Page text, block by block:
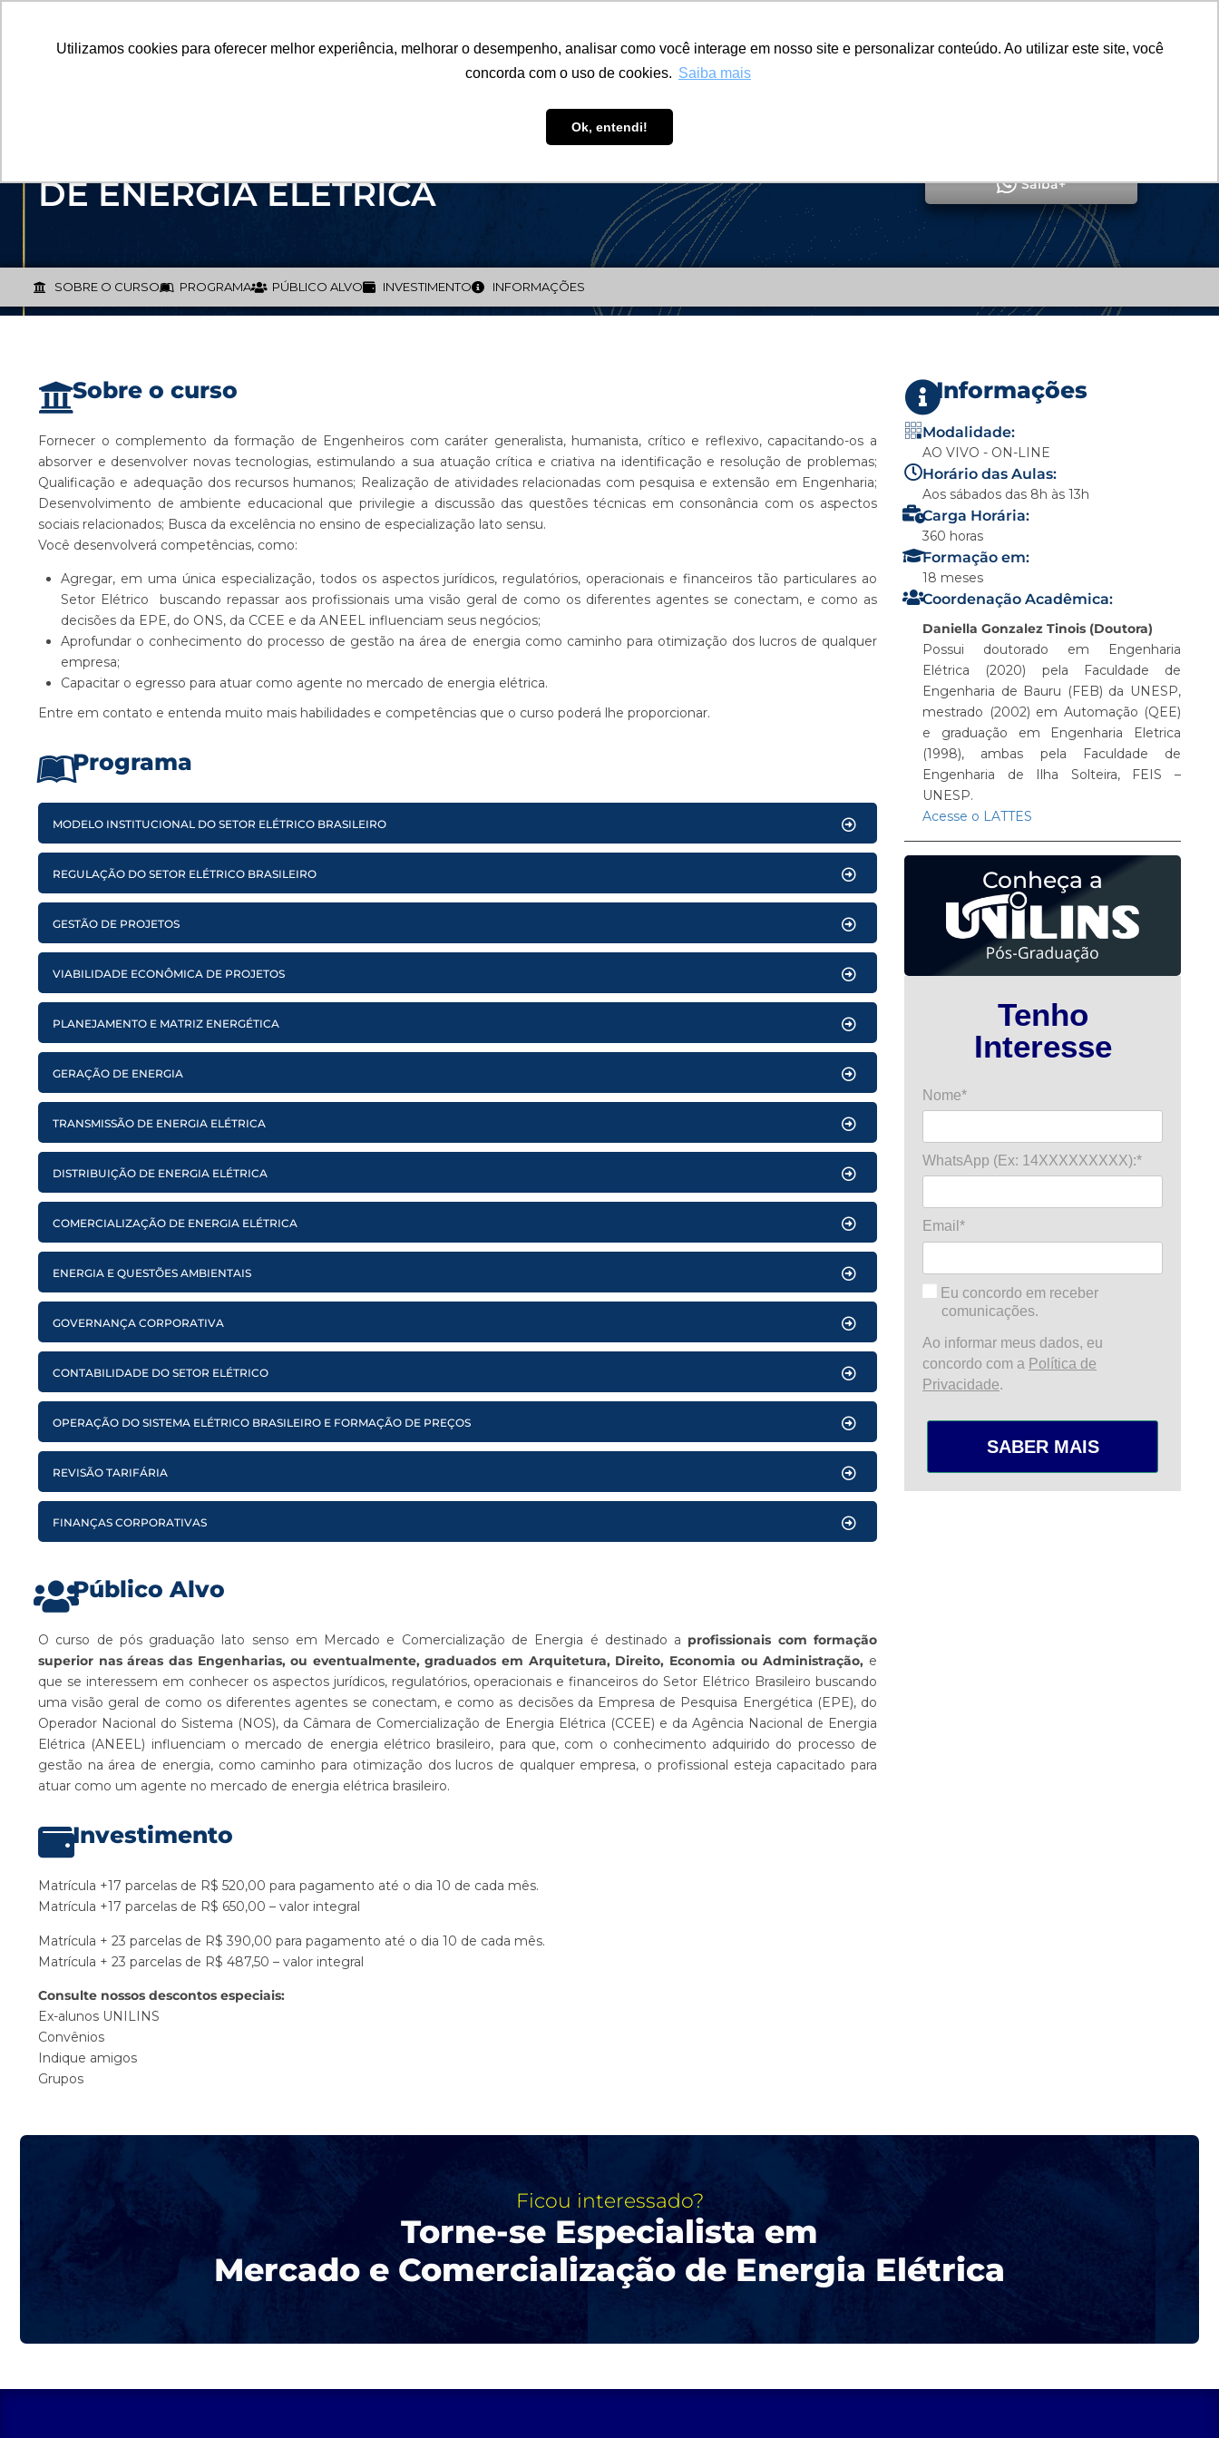
Utilizamos cookies para oferecer melhor experiência, melhorar o desempenho, analisar como você interage em nosso site e personalizar conteúdo. Ao utilizar este site, você
concorda com o uso de cookies. Saiba mais
Ok, entendi!
PÓS-GRADUAÇÃO CAPACITAÇÃO EXTENSÃO PESQUISA
MERCADO E COMERCIALIZAÇÃO
DE ENERGIA ELÉTRICA
Saiba+
SOBRE O CURSO PROGRAMA PÚBLICO ALVO INVESTIMENTO INFORMAÇÕES
Sobre o curso
Fornecer o complemento da formação de Engenheiros com caráter generalista, humanista, crítico e reflexivo, capacitando-os a
absorver e desenvolver novas tecnologias, estimulando a sua atuação crítica e criativa na identificação e resolução de problemas;
Qualificação e adequação dos recursos humanos; Realização de atividades relacionadas com pesquisa e extensão em Engenharia;
Desenvolvimento de ambiente educacional que privilegie a discussão das questões técnicas em consonância com os aspectos
sociais relacionados; Busca da excelência no ensino de especialização lato sensu.
Você desenvolverá competências, como:
Agregar, em uma única especialização, todos os aspectos jurídicos, regulatórios, operacionais e financeiros tão particulares ao
Setor Elétrico buscando repassar aos profissionais uma visão geral de como os diferentes agentes se conectam, e como as
decisões da EPE, do ONS, da CCEE e da ANEEL influenciam seus negócios;
Aprofundar o conhecimento do processo de gestão na área de energia como caminho para otimização dos lucros de qualquer
empresa;
Capacitar o egresso para atuar como agente no mercado de energia elétrica.
Entre em contato e entenda muito mais habilidades e competências que o curso poderá lhe proporcionar.
Programa
MODELO INSTITUCIONAL DO SETOR ELÉTRICO BRASILEIRO
REGULAÇÃO DO SETOR ELÉTRICO BRASILEIRO
GESTÃO DE PROJETOS
VIABILIDADE ECONÔMICA DE PROJETOS
PLANEJAMENTO E MATRIZ ENERGÉTICA
GERAÇÃO DE ENERGIA
TRANSMISSÃO DE ENERGIA ELÉTRICA
DISTRIBUIÇÃO DE ENERGIA ELÉTRICA
COMERCIALIZAÇÃO DE ENERGIA ELÉTRICA
ENERGIA E QUESTÕES AMBIENTAIS
GOVERNANÇA CORPORATIVA
CONTABILIDADE DO SETOR ELÉTRICO
OPERAÇÃO DO SISTEMA ELÉTRICO BRASILEIRO E FORMAÇÃO DE PREÇOS
REVISÃO TARIFÁRIA
FINANÇAS CORPORATIVAS
Público Alvo
O curso de pós graduação lato senso em Mercado e Comercialização de Energia é destinado a profissionais com formação
superior nas áreas das Engenharias, ou eventualmente, graduados em Arquitetura, Direito, Economia ou Administração, e
que se interessem em conhecer os aspectos jurídicos, regulatórios, operacionais e financeiros do Setor Elétrico Brasileiro buscando
uma visão geral de como os diferentes agentes se conectam, e como as decisões da Empresa de Pesquisa Energética (EPE), do
Operador Nacional do Sistema (NOS), da Câmara de Comercialização de Energia Elétrica (CCEE) e da Agência Nacional de Energia
Elétrica (ANEEL) influenciam o mercado de energia elétrico brasileiro, para que, com o conhecimento adquirido do processo de
gestão na área de energia, como caminho para otimização dos lucros de qualquer empresa, o profissional esteja capacitado para
atuar como um agente no mercado de energia elétrica brasileiro.
Investimento
Matrícula +17 parcelas de R$ 520,00 para pagamento até o dia 10 de cada mês.
Matrícula +17 parcelas de R$ 650,00 – valor integral
Matrícula + 23 parcelas de R$ 390,00 para pagamento até o dia 10 de cada mês.
Matrícula + 23 parcelas de R$ 487,50 – valor integral
Consulte nossos descontos especiais:
Ex-alunos UNILINS
Convênios
Indique amigos
Grupos
Informações
Modalidade:
AO VIVO - ON-LINE
Horário das Aulas:
Aos sábados das 8h às 13h
Carga Horária:
360 horas
Formação em:
18 meses
Coordenação Acadêmica:
Daniella Gonzalez Tinois (Doutora)
Possui doutorado em Engenharia
Elétrica (2020) pela Faculdade de
Engenharia de Bauru (FEB) da UNESP,
mestrado (2002) em Automação (QEE)
e graduação em Engenharia Eletrica
(1998), ambas pela Faculdade de
Engenharia de Ilha Solteira, FEIS –
UNESP.
Acesse o LATTES
Conheça a
Tenho
Interesse
Nome*
WhatsApp (Ex: 14XXXXXXXXX):*
Email*
Eu concordo em receber
comunicações.
Ao informar meus dados, eu
concordo com a Política de
Privacidade.
SABER MAIS
Ficou interessado?
Torne-se Especialista em
Mercado e Comercialização de Energia Elétrica